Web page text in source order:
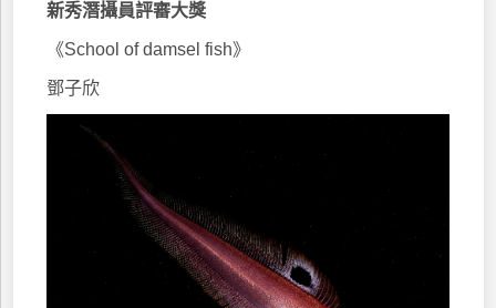
新秀潛攝員評審大獎
《School of damsel fish》
鄧子欣